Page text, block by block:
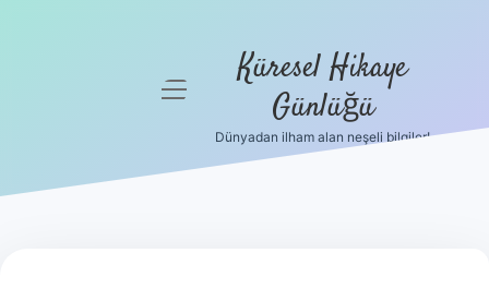
menüyü
Küresel Hikaye
Günlüğü
Dünyadan ilham alan neşeli bilgiler!